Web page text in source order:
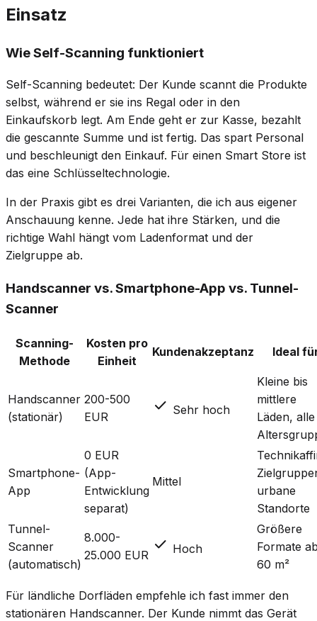
Einsatz
Wie Self-Scanning funktioniert
Self-Scanning bedeutet: Der Kunde scannt die Produkte
selbst, während er sie ins Regal oder in den
Einkaufskorb legt. Am Ende geht er zur Kasse, bezahlt
die gescannte Summe und ist fertig. Das spart Personal
und beschleunigt den Einkauf. Für einen Smart Store ist
das eine Schlüsseltechnologie.
In der Praxis gibt es drei Varianten, die ich aus eigener
Anschauung kenne. Jede hat ihre Stärken, und die
richtige Wahl hängt vom Ladenformat und der
Zielgruppe ab.
Handscanner vs. Smartphone-App vs. Tunnel-
Scanner
Scanning-
Methode
Kosten pro
Einheit
Kundenakzeptanz Ideal
Handscanner
(stationär)
200-500
EUR
check Sehr hoch
Kleine bis
mittlere
Läden, alle
Smartphone-
App
0 EUR
(App-
Entwicklung
separat)
Mittel
urbane
Standorte
Tunnel-
Scanner
(automatisch)
8.000-
25.000 EUR
check Hoch
Größere
Formate
60 m²
Für ländliche Dorfläden empfehle ich fast immer den
stationären Handscanner. Der Kunde nimmt das Gerät